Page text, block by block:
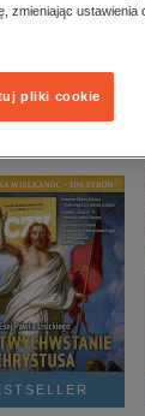
zmieniając ustawienia
pliki cookie